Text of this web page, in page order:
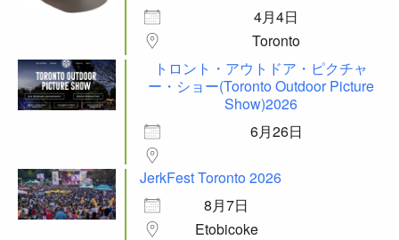
4月4日
Toronto
トロント・アウトドア・ピクチャ
ー・ショー(Toronto Outdoor Picture
Show)2026
6月26日
JerkFest Toronto 2026
8月7日
Etobicoke